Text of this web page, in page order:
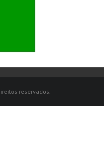
reservados.